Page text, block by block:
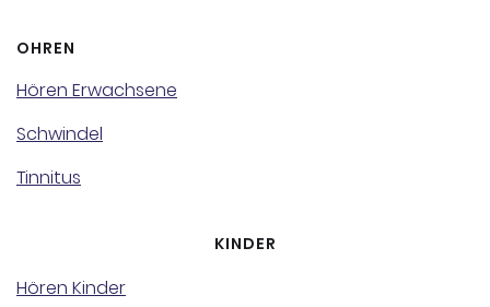
OHREN
Hören Erwachsene
Schwindel
Tinnitus
KINDER
Hören Kinder